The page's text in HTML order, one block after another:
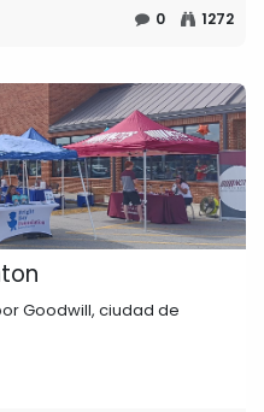
0 1272
Goodwill, ciudad de